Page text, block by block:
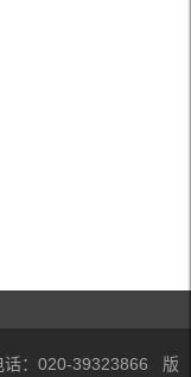
话：020-39323866 版